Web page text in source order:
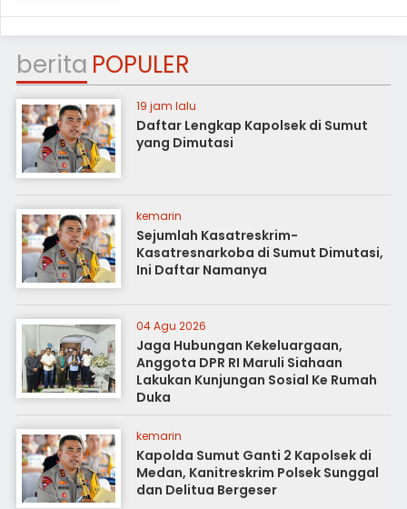
berita POPULER
19 jam lalu
Daftar Lengkap Kapolsek di Sumut
yang Dimutasi
kemarin
Sejumlah Kasatreskrim-
Kasatresnarkoba di Sumut Dimutasi,
Ini Daftar Namanya
04 Agu 2026
Jaga Hubungan Kekeluargaan,
Anggota DPR RI Maruli Siahaan
Lakukan Kunjungan Sosial Ke Rumah
Duka
kemarin
Kapolda Sumut Ganti 2 Kapolsek di
Medan, Kanitreskrim Polsek Sunggal
dan Delitua Bergeser